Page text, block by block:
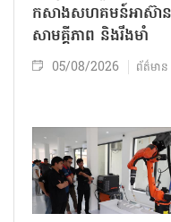
កសាងសហគមន៍អាស៊ាន
សាមគ្គីភាព និងរឹងមាំ
05/08/2026 ព័ត៌មាន